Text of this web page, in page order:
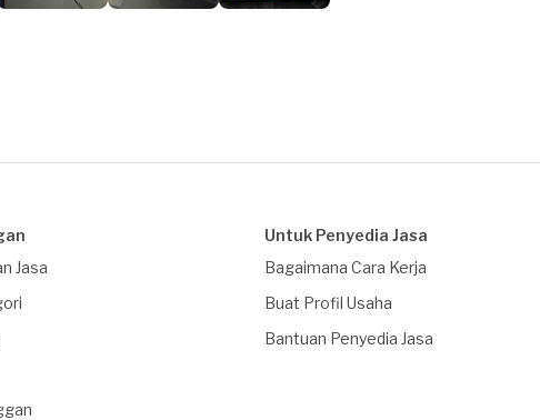
Jasa
Untuk Penyedia Jasa
Bagaimana Cara Kerja
Buat Profil Usaha
Bantuan Penyedia Jasa